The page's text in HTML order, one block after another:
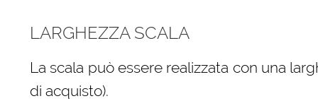
LARGHEZZA SCALA
La scala può essere realizzata con una
di acquisto).